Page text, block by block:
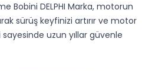
Bobini DELPHI Marka, motorun
sürüş keyfinizi artırır ve motor
sayesinde uzun yıllar güvenle